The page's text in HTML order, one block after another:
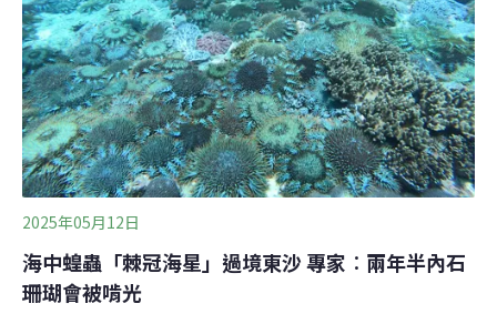
全面爆發，至今仍難以清除，對該地珊瑚礁造成嚴重危
害。監察院委員田秋堇的調查報告稱，其實中山大學團隊
早在2019年5月時，便於東沙環礁南礁台外4次每次20分鐘
的潛水中，計數到約20隻棘冠海星，主要體型為31～40厘
米，估計密
2025年05月12日
海中蝗蟲「棘冠海星」過境東沙 專家︰兩年半內石
珊瑚會被啃光